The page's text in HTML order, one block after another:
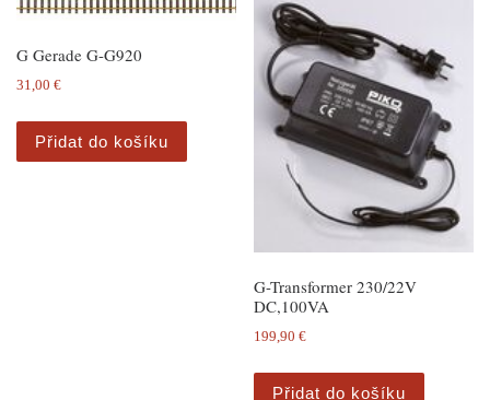
G Gerade G-G920
31,00 €
Přidat do košíku
G-Transformer 230/22V
DC,100VA
199,90€
Přidat do košíku